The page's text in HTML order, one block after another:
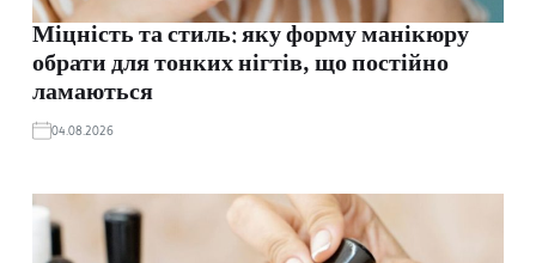
Міцність та стиль: яку форму манікюру
обрати для тонких нігтів, що постійно
ламаються
04.08.2026